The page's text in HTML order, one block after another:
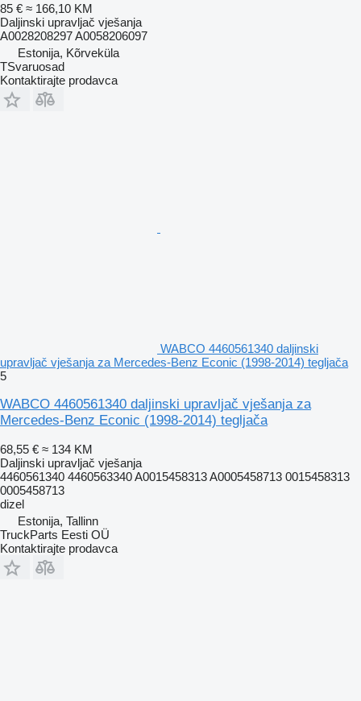
85 € ≈ 166,10 KM
Daljinski upravljač vješanja
A0028208297 A0058206097
Estonija, Kõrveküla
TSvaruosad
Kontaktirajte prodavca
WABCO 4460561340 daljinski
upravljač vješanja za Mercedes-Benz Econic (1998-2014) tegljača
5
WABCO 4460561340 daljinski upravljač vješanja za
Mercedes-Benz Econic (1998-2014) tegljača
68,55 € ≈ 134 KM
Daljinski upravljač vješanja
4460561340 4460563340 A0015458313 A0005458713 0015458313
0005458713
dizel
Estonija, Tallinn
TruckParts Eesti OÜ
Kontaktirajte prodavca